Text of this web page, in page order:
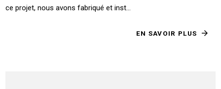
ce projet, nous avons fabriqué et inst...
EN SAVOIR PLUS